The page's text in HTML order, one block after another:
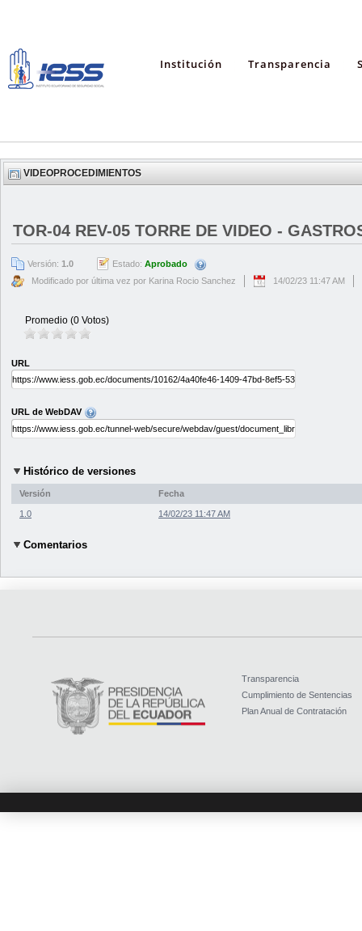
Institución Transparencia
VIDEOPROCEDIMIENTOS
TOR-04 REV-05 TORRE DE VIDEO -
Versión: 1.0 Estado: Aprobado
Modificado por última vez por Karina Rocio Sanchez
14/02/23 11:47 AM
Promedio (0 Votos)
URL
URL de WebDAV
Histórico de versiones
Versión Fecha
1.0 14/02/23 11:47 AM
Comentarios
Transparencia
Cumplimiento de Sentencias
Plan Anual de Contratación